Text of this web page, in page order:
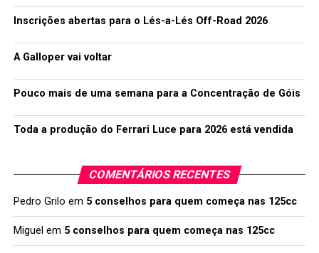
Inscrições abertas para o Lés-a-Lés Off-Road 2026
A Galloper vai voltar
Pouco mais de uma semana para a Concentração de Góis
Toda a produção do Ferrari Luce para 2026 está vendida
COMENTÁRIOS RECENTES
Pedro Grilo em 5 conselhos para quem começa nas 125cc
Miguel em 5 conselhos para quem começa nas 125cc